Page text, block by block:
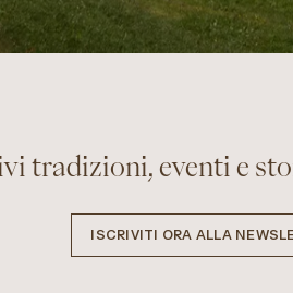
tradizioni, eventi e
ISCRIVITI ORA ALLA